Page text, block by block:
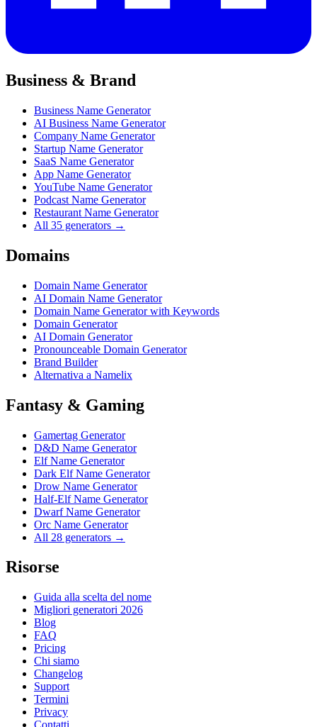
Business & Brand
Business Name Generator
AI Business Name Generator
Company Name Generator
Startup Name Generator
SaaS Name Generator
App Name Generator
YouTube Name Generator
Podcast Name Generator
Restaurant Name Generator
All 35 generators →
Domains
Domain Name Generator
AI Domain Name Generator
Domain Name Generator with Keywords
Domain Generator
AI Domain Generator
Pronounceable Domain Generator
Brand Builder
Alternativa a Namelix
Fantasy & Gaming
Gamertag Generator
D&D Name Generator
Elf Name Generator
Dark Elf Name Generator
Drow Name Generator
Half-Elf Name Generator
Dwarf Name Generator
Orc Name Generator
All 28 generators →
Risorse
Guida alla scelta del nome
Migliori generatori 2026
Blog
FAQ
Pricing
Chi siamo
Changelog
Support
Termini
Privacy